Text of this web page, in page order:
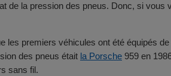
de la pression des pneus. Donc, si
premiers véhicules ont été équipés
des pneus était la Porsche 959 en
sans fil.